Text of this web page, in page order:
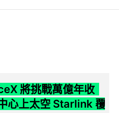
將挑戰萬億年收
心上太空 Starlink 覆